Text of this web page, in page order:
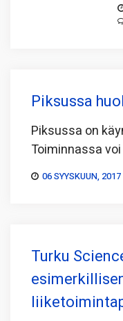
Piksussa
Piksussa on
Toiminnassa
06 SYYSKUUN, 2017
Turku